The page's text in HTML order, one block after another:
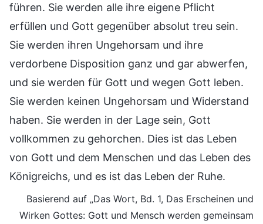
führen. Sie werden alle ihre eigene Pflicht
erfüllen und Gott gegenüber absolut treu sein.
Sie werden ihren Ungehorsam und ihre
verdorbene Disposition ganz und gar abwerfen,
und sie werden für Gott und wegen Gott leben.
Sie werden keinen Ungehorsam und Widerstand
haben. Sie werden in der Lage sein, Gott
vollkommen zu gehorchen. Dies ist das Leben
von Gott und dem Menschen und das Leben des
Königreichs, und es ist das Leben der Ruhe.
Basierend auf „Das Wort, Bd. 1, Das Erscheinen und
Wirken Gottes: Gott und Mensch werden gemeinsam